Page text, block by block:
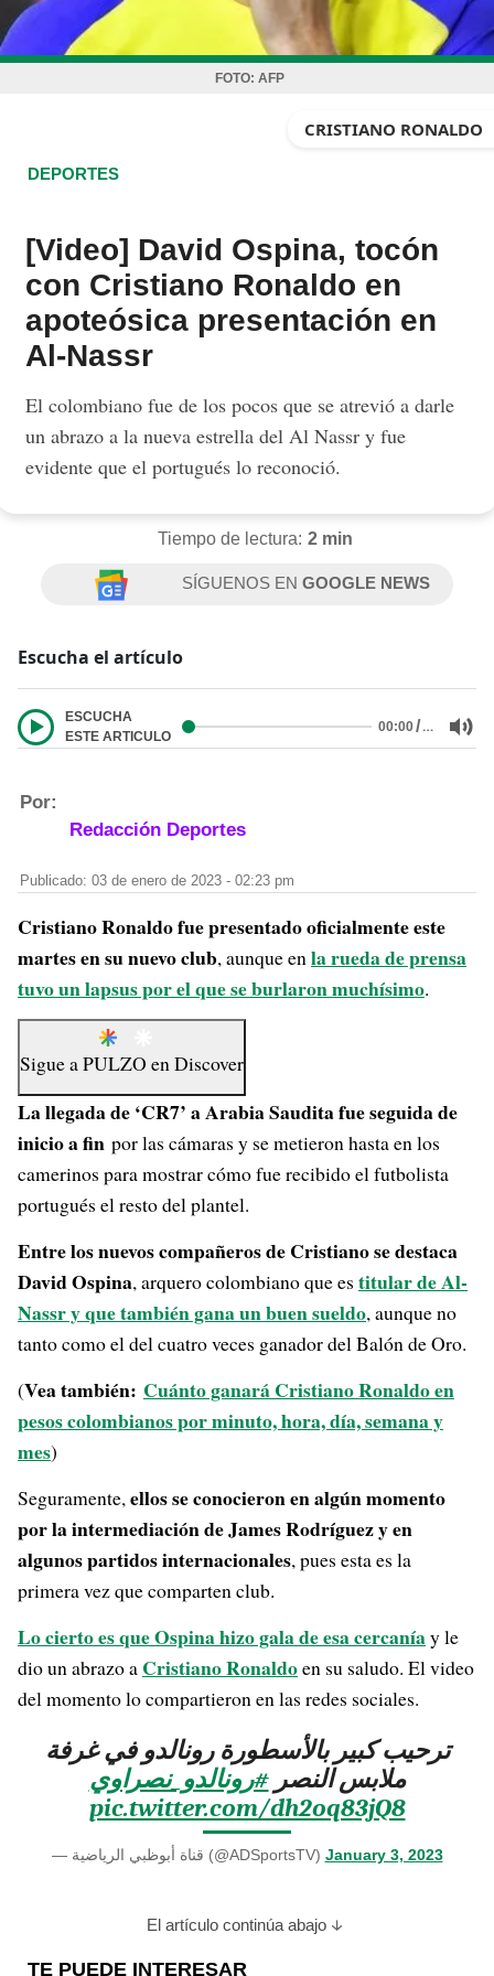
FOTO: AFP
CRISTIANO RONALDO
DEPORTES
[Video] David Ospina, tocón
con Cristiano Ronaldo en
apoteósica presentación en
Al-Nassr
El colombiano fue de los pocos que se atrevió a darle
un abrazo a la nueva estrella del Al Nassr y fue
evidente que el portugués lo reconoció.
Tiempo de lectura: 2 min
SÍGUENOS ENGOOGLE NEWS
Escucha el artículo
ESCUCHA
ESTE ARTICULO
00:00/…
Por:
Redacción Deportes
Publicado: 03 de enero de 2023 - 02:23 pm
Cristiano Ronaldo fue presentado oficialmente este
martes en su nuevo club, aunque enla rueda de prensa
tuvo un lapsus por el que se burlaron muchísimo.
Sigue aPULZO enDiscover
La llegada de ‘CR7’ a Arabia Saudita fue seguida de
inicio a fin por las cámaras y se metieron hasta en los
camerinos para mostrar cómo fue recibido el futbolista
portugués el resto del plantel.
Entre los nuevos compañeros de Cristiano se destaca
David Ospina, arquero colombiano que es titular de Al-
Nassr y que también gana un buen sueldo, aunque no
tanto como el del cuatro veces ganador del Balón de Oro.
(Vea también: Cuánto ganará Cristiano Ronaldo en
pesos colombianos por minuto, hora, día, semana y
mes)
Seguramente,ellos se conocieron en algún momento
por la intermediación de James Rodríguez y en
algunos partidos internacionales, pues esta es la
primera vez que comparten club.
Lo cierto es que Ospina hizo gala de esa cercaníay le
dio un abrazo a Cristiano Ronaldoen su saludo. El video
del momento lo compartieron en las redes sociales.
ترحيب كبير بالأسطورة رونالدو في غرفة
ملابس النصر#رونالدو_نصراوي
pic.twitter.com/dh2oq83jQ8
— قناة أبوظبي الرياضية (@ADSportsTV) January 3, 2023
El artículo continúa abajo
TE PUEDE INTERESAR